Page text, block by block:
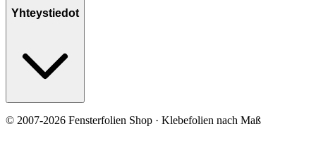
Yhteystiedot
© 2007-2026 Fensterfolien Shop · Klebefolien nach Maß